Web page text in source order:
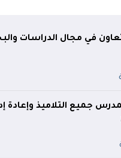
في مجال الدراسات
جميع التلاميذ وإعادة